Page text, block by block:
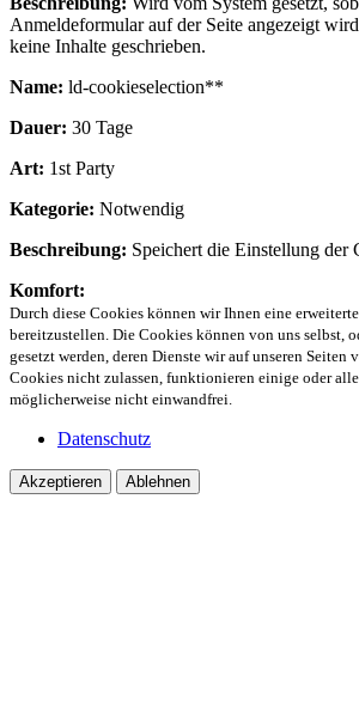
Anmeldeformular auf der Seite angezeigt
keine Inhalte geschrieben.
Name: ld-cookieselection**
Dauer: 30 Tage
Art: 1st Party
Kategorie: Notwendig
Beschreibung: Speichert die Einstellung der
Komfort:
Durch diese Cookies können wir Ihnen eine
bereitzustellen. Die Cookies können von uns selbst,
gesetzt werden, deren Dienste wir auf unseren Seiten
Cookies nicht zulassen, funktionieren einige oder
möglicherweise nicht einwandfrei.
Datenschutz
Akzeptieren Ablehnen